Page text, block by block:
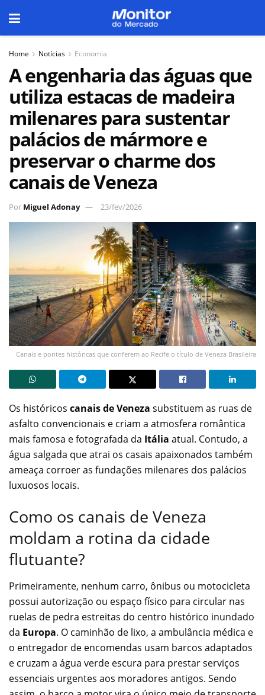
Home Notícias Economia
A engenharia das águas que
utiliza estacas de madeira
milenares para sustentar
palácios de mármore e
preservar o charme dos
canais de Veneza
Por Miguel Adonay 23/fev/2026
Canais e pontes históricas que conferem ao Recife o título de Veneza Brasileira
Os históricos canais de Veneza substituem as ruas de
asfalto convencionais e criam a atmosfera romântica
mais famosa e fotografada da Itália atual. Contudo, a
água salgada que atrai os casais apaixonados também
ameaça corroer as fundações milenares dos palácios
luxuosos locais.
Como os canais de Veneza
moldam a rotina da cidade
flutuante?
Primeiramente, nenhum carro, ônibus ou motocicleta
possui autorização ou espaço físico para circular nas
ruelas de pedra estreitas do centro histórico inundado
da Europa. O caminhão de lixo, a ambulância médica e
o entregador de encomendas usam barcos adaptados
e cruzam a água verde escura para prestar serviços
essenciais urgentes aos moradores antigos. Sendo